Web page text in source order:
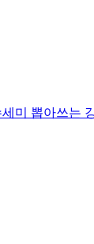
미 뽑아쓰는